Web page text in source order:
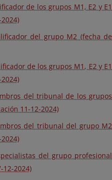
de los grupos M1, E2 y E1
del grupo M2 (fecha de
de los grupos M1, E2 y E1
del tribunal de los grupos
11-12-2024)
del tribunal del grupo M2
del grupo profesional
12-2024)